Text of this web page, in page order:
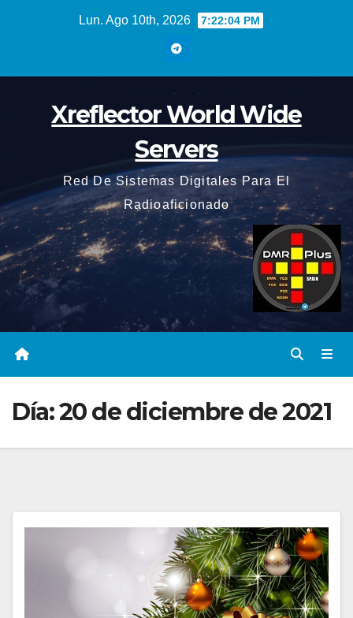
Lun. Ago 10th, 2026 7:22:04 PM
Xreflector World Wide
Servers
Red De Sistemas Digitales Para El
Radioaficionado
Día:20 de diciembre de 2021